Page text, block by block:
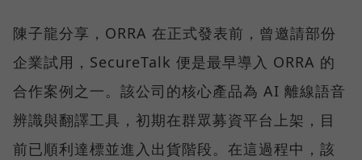
陳子龍分享，ORRA 在正式發表前，曾邀請部份
企業試用，SecureTalk 便是最早導入 ORRA 的
合作案例之一。該公司的核心產品為 AI 離線語音
辨識與翻譯工具，初期在群眾募資平台上架，目
前已順利達標並進入出貨階段。在這過程中，該